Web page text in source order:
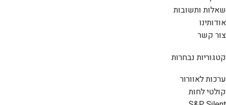
שאלות ותשובות
אודותינו
צור קשר
קטגוריות נבחרות
ערכות לאוורור
קולטי לחות